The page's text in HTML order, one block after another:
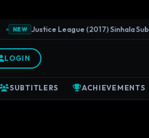
NEW Justice League (2017) Sinhala Subtitle
LOGIN
SUBTITLERS ACHIEVEMENTS